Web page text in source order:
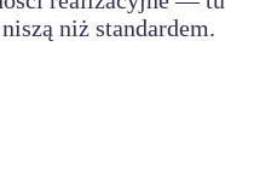
niż standardem.